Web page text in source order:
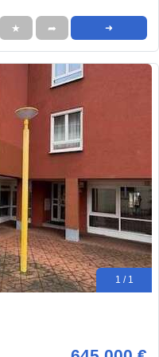
★ ➦ ➜
1 / 1